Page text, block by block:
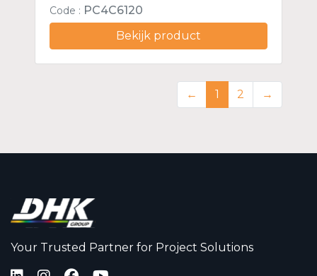
Code : PC4C6120
Bekijk product
← 1 2 →
Your Trusted Partner for Project Solutions